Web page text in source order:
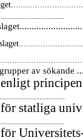
av sökande
statliga